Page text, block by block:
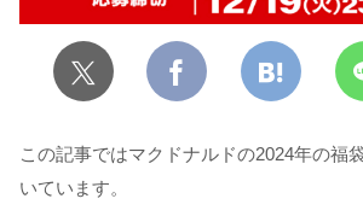
この記事ではマクドナルドの2024年の福
いています。